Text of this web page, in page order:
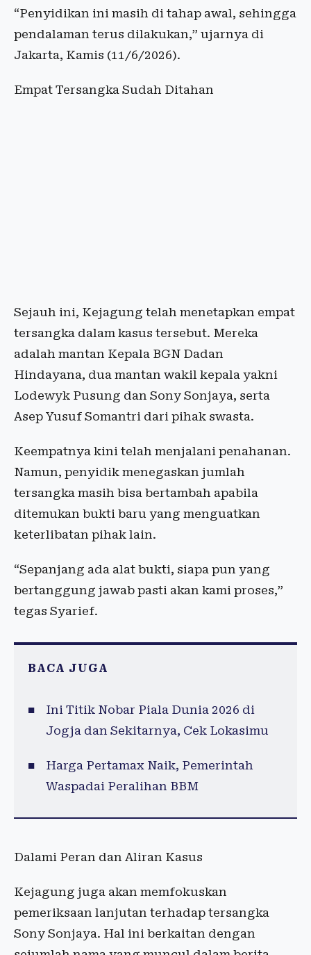
“Penyidikan ini masih di tahap awal, sehingga
pendalaman terus dilakukan,” ujarnya di
Jakarta, Kamis (11/6/2026).
Empat Tersangka Sudah Ditahan
Sejauh ini, Kejagung telah menetapkan empat
tersangka dalam kasus tersebut. Mereka
adalah mantan Kepala BGN Dadan
Hindayana, dua mantan wakil kepala yakni
Lodewyk Pusung dan Sony Sonjaya, serta
Asep Yusuf Somantri dari pihak swasta.
Keempatnya kini telah menjalani penahanan.
Namun, penyidik menegaskan jumlah
tersangka masih bisa bertambah apabila
ditemukan bukti baru yang menguatkan
keterlibatan pihak lain.
“Sepanjang ada alat bukti, siapa pun yang
bertanggung jawab pasti akan kami proses,”
tegas Syarief.
BACA JUGA
Ini Titik Nobar Piala Dunia 2026 di
Jogja dan Sekitarnya, Cek Lokasimu
Harga Pertamax Naik, Pemerintah
Waspadai Peralihan BBM
Dalami Peran dan Aliran Kasus
Kejagung juga akan memfokuskan
pemeriksaan lanjutan terhadap tersangka
Sony Sonjaya. Hal ini berkaitan dengan